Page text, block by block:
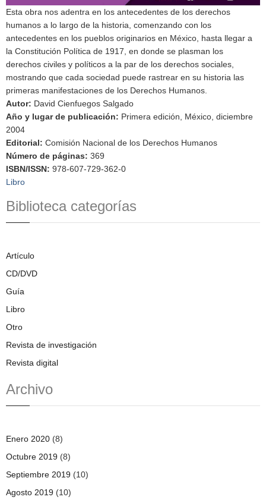
Esta obra nos adentra en los antecedentes de los derechos
humanos a lo largo de la historia, comenzando con los
antecedentes en los pueblos originarios en México, hasta llegar a
la Constitución Política de 1917, en donde se plasman los
derechos civiles y políticos a la par de los derechos sociales,
mostrando que cada sociedad puede rastrear en su historia las
primeras manifestaciones de los Derechos Humanos.
Autor: David Cienfuegos Salgado
Año y lugar de publicación: Primera edición, México, diciembre
2004
Editorial: Comisión Nacional de los Derechos Humanos
Número de páginas: 369
ISBN/ISSN: 978-607-729-362-0
Libro
Biblioteca categorías
Artículo
CD/DVD
Guía
Libro
Otro
Revista de investigación
Revista digital
Archivo
Enero 2020 (8)
Octubre 2019 (8)
Septiembre 2019 (10)
Agosto 2019 (10)